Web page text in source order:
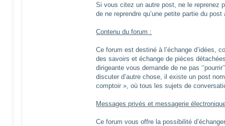
Si vous citez un autre post, ne le reprenez
de ne reprendre qu’une petite partie du
Contenu du forum :
Ce forum est destiné à l’échange d’idées,
des savoirs et échange de pièces
dirigeante vous demande de ne pas
discuter d’autre chose, il existe un post
comptoir », où tous les sujets de
Messages privés et messagerie
Ce forum vous offre la possibilité